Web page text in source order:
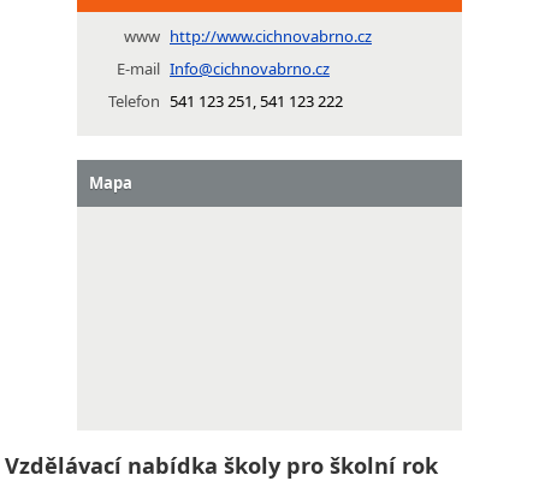
www http://www.cichnovabrno.cz
E-mail Info@cichnovabrno.cz
Telefon 541 123 251, 541 123 222
Mapa
Vzdělávací nabídka školy pro školní rok